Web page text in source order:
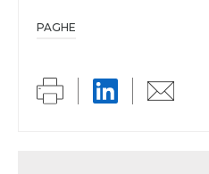
PAGHE